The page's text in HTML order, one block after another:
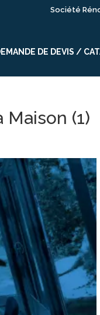
Société
DE DEVIS /
Maison (1)